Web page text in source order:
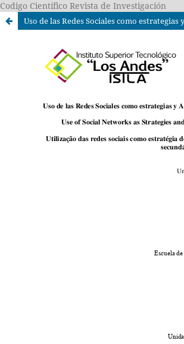
Codigo Científico Revista de Investigación